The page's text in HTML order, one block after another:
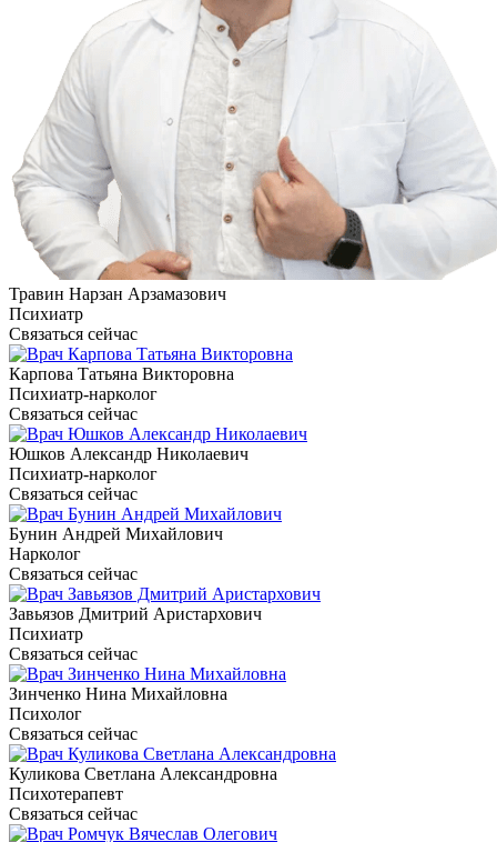
Травин Нарзан Арзамазович
Психиатр
Связаться сейчас
Карпова Татьяна Викторовна
Психиатр-нарколог
Связаться сейчас
Юшков Александр Николаевич
Психиатр-нарколог
Связаться сейчас
Бунин Андрей Михайлович
Нарколог
Связаться сейчас
Завьязов Дмитрий Аристархович
Психиатр
Связаться сейчас
Зинченко Нина Михайловна
Психолог
Связаться сейчас
Куликова Светлана Александровна
Психотерапевт
Связаться сейчас